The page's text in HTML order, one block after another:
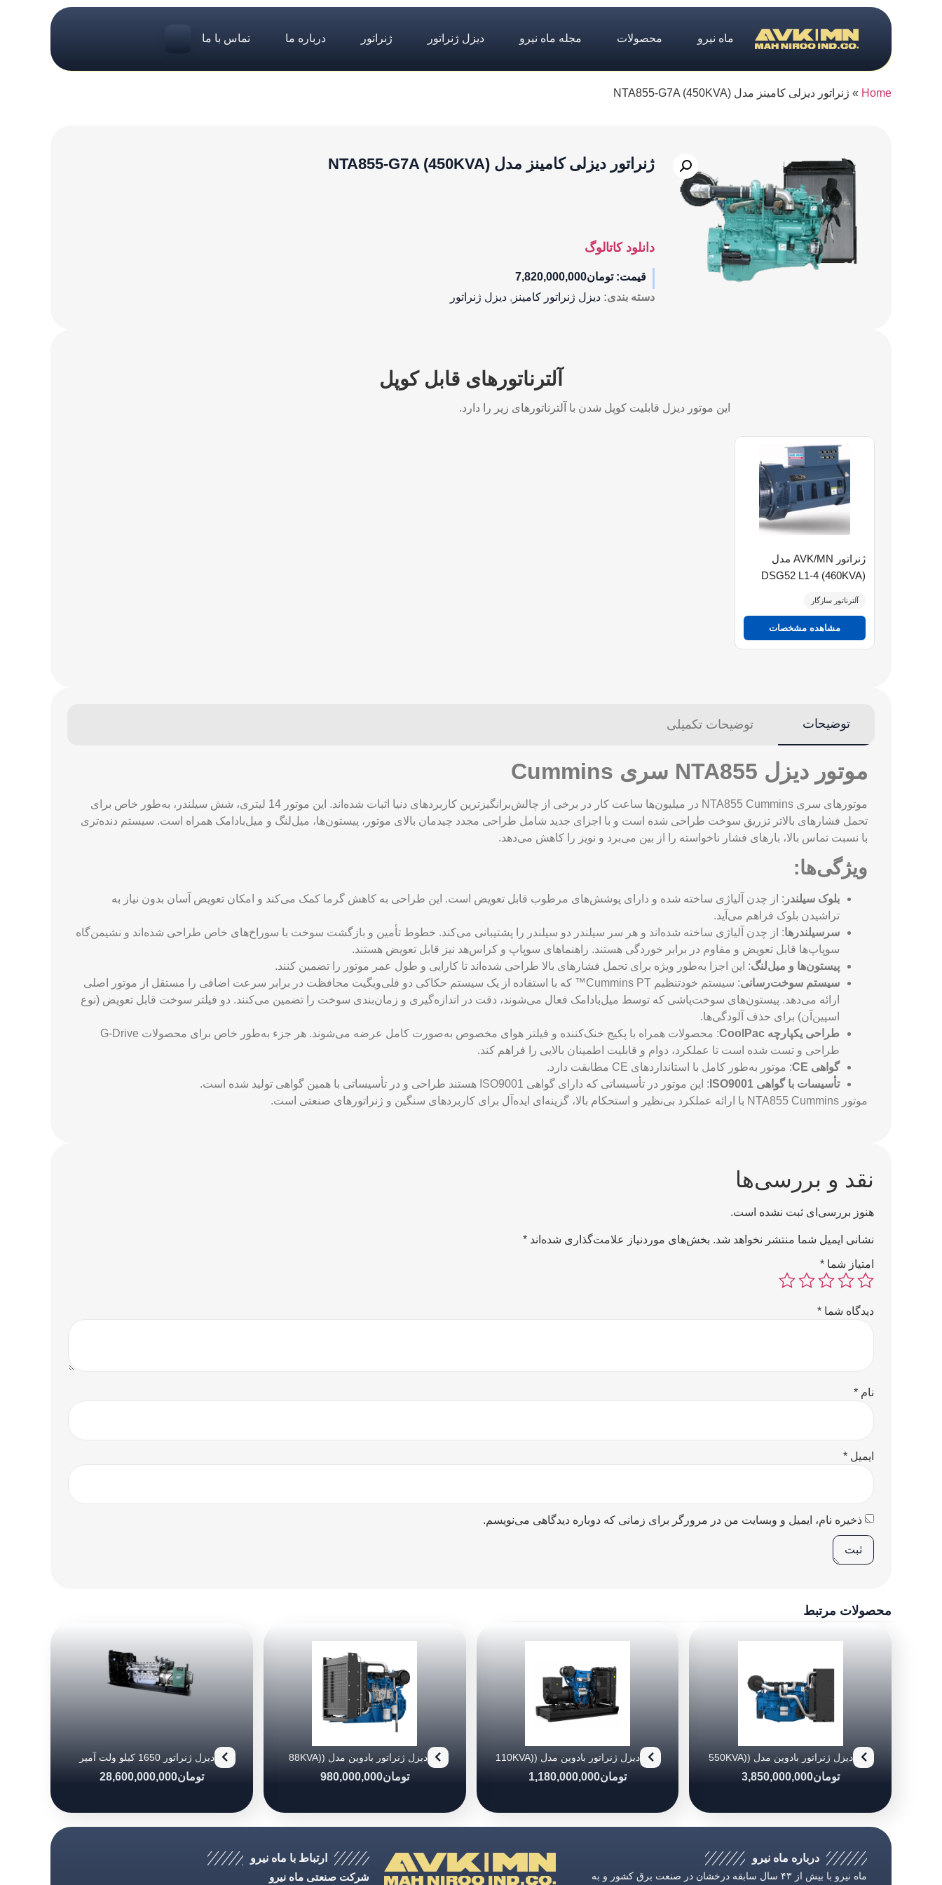
ماه نیرو محصولات مجله ماه نیرو دیزل ژنراتور ژنراتور درباره ما تماس با ما
Home
» ژنراتور دیزلی کامینز مدل NTA855-G7A (450KVA)
ژنراتور دیزلی کامینز مدل NTA855-G7A (450KVA)
دانلود کاتالوگ
قیمت:تومان7,820,000,000
دسته بندی: دیزل ژنراتور کامینز , دیزل ژنراتور
آلترناتورهای قابل کوپل
این موتور دیزل قابلیت کوپل شدن با آلترناتورهای زیر را دارد.
ژنراتور AVK/MN مدل
(460KVA) DSG52 L1-4
آلترناتور سازگار
مشاهده مشخصات
توضیحات توضیحات تکمیلی
موتور دیزل NTA855 سری Cummins
موتورهای سری NTA855 Cummins در میلیون‌ها ساعت کار در برخی از چالش‌برانگیزترین کاربردهای دنیا اثبات شده‌اند. این موتور 14 لیتری، شش سیلندر، به‌طور خاص برای
تحمل فشارهای بالاتر تزریق سوخت طراحی شده است و با اجزای جدید شامل طراحی مجدد چیدمان بالای موتور، پیستون‌ها، میل‌لنگ و میل‌بادامک همراه است. سیستم دنده‌تری
با نسبت تماس بالا، بارهای فشار ناخواسته را از بین می‌برد و نویز را کاهش می‌دهد.
ویژگی‌ها:
بلوک سیلندر : از چدن آلیاژی ساخته شده و دارای پوشش‌های مرطوب قابل تعویض است. این طراحی به کاهش گرما کمک می‌کند و امکان تعویض آسان بدون نیاز به
تراشیدن بلوک فراهم می‌آید.
سرسیلندرها: از چدن آلیاژی ساخته شده‌اند و هر سر سیلندر دو سیلندر را پشتیبانی می‌کند. خطوط تأمین و بازگشت سوخت با سوراخ‌های خاص طراحی شده‌اند و نشیمن‌گاه
سوپاپ‌ها قابل تعویض و مقاوم در برابر خوردگی هستند. راهنماهای سوپاپ و کراس‌هد نیز قابل تعویض هستند.
پیستون‌ها و میل‌لنگ: این اجزا به‌طور ویژه برای تحمل فشارهای بالا طراحی شده‌اند تا کارایی و طول عمر موتور را تضمین کنند.
سیستم سوخت‌رسانی
: سیستم خودتنظیم Cummins PT™ که با استفاده از یک سیستم حکاکی دو فلی‌ویگیت محافظت در برابر سرعت اضافی را مستقل از موتور اصلی
ارائه می‌دهد. پیستون‌های سوخت‌پاشی که توسط میل‌بادامک فعال می‌شوند، دقت در اندازه‌گیری و زمان‌بندی سوخت را تضمین می‌کنند. دو فیلتر سوخت قابل تعویض (نوع
اسپین‌آن) برای حذف آلودگی‌ها.
طراحی یکپارچه CoolPac
: محصولات همراه با پکیج خنک‌کننده و فیلتر هوای مخصوص به‌صورت کامل عرضه می‌شوند. هر جزء به‌طور خاص برای محصولات G-Drive
طراحی و تست شده است تا عملکرد، دوام و قابلیت اطمینان بالایی را فراهم کند.
گواهی CE
: موتور به‌طور کامل با استانداردهای CE مطابقت دارد.
تأسیسات با گواهی ISO9001
: این موتور در تأسیساتی که دارای گواهی ISO9001 هستند طراحی و در تأسیساتی با همین گواهی تولید شده است.
موتور NTA855 Cummins با ارائه عملکرد بی‌نظیر و استحکام بالا، گزینه‌ای ایده‌آل برای کاربردهای سنگین و ژنراتورهای صنعتی است.
نقد و بررسی‌ها
هنوز بررسی‌ای ثبت نشده است.
نشانی ایمیل شما منتشر نخواهد شد. بخش‌های موردنیاز علامت‌گذاری شده‌اند *
امتیاز شما *
دیدگاه شما *
نام *
ایمیل *
ذخیره نام، ایمیل و وبسایت من در مرورگر برای زمانی که دوباره دیدگاهی می‌نویسم.
محصولات مرتبط
دیزل ژنراتور بادوین مدل (550KVA)
تومان3,850,000,000
دیزل ژنراتور بادوین مدل (110KVA)
تومان1,180,000,000
دیزل ژنراتور بادوین مدل (88KVA)
تومان980,000,000
دیزل ژنراتور 1650 کیلو ولت آمپر
تومان28,600,000,000
درباره ماه نیرو
ماه نیرو با بیش از ۴۳ سال سابقه درخشان در صنعت برق كشور و به
ارتباط با ماه نیرو
شرکت صنعتی ماه نیرو